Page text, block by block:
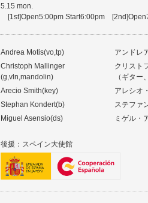
5.15 mon.
[1st]Open5:00pm Start6:00pm
Andrea Motis(vo,tp)
アンドレ
Christoph Mallinger
(g,vln,mandolin)
クリスト
（ギタ
Arecio Smith(key)
アレシオ
Stephan Kondert(b)
ステファ
Miguel Asensio(ds)
ミゲル・
後援：スペイン大使館